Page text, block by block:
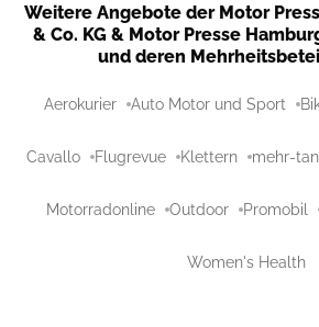
Weitere Angebote der Motor
& Co. KG & Motor Presse
und deren
Aerokurier Auto Motor und Sport
Cavallo Flugrevue Klettern mehr-
Motorradonline Outdoor Promobil
Women's Health